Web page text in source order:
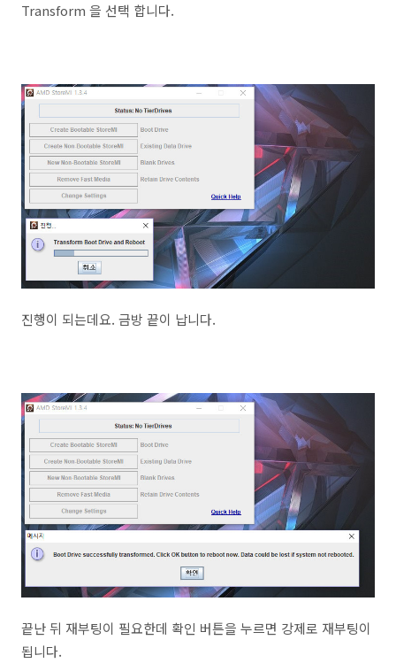
Transform 을 선택 합니다.
진행이 되는데요. 금방 끝이 납니다.
끝난 뒤 재부팅이 필요한데 확인 버튼을 누르면 강제로 재부팅이
됩니다.